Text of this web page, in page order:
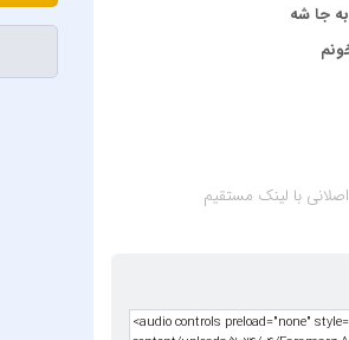
جا شه
با لینک مستقیم